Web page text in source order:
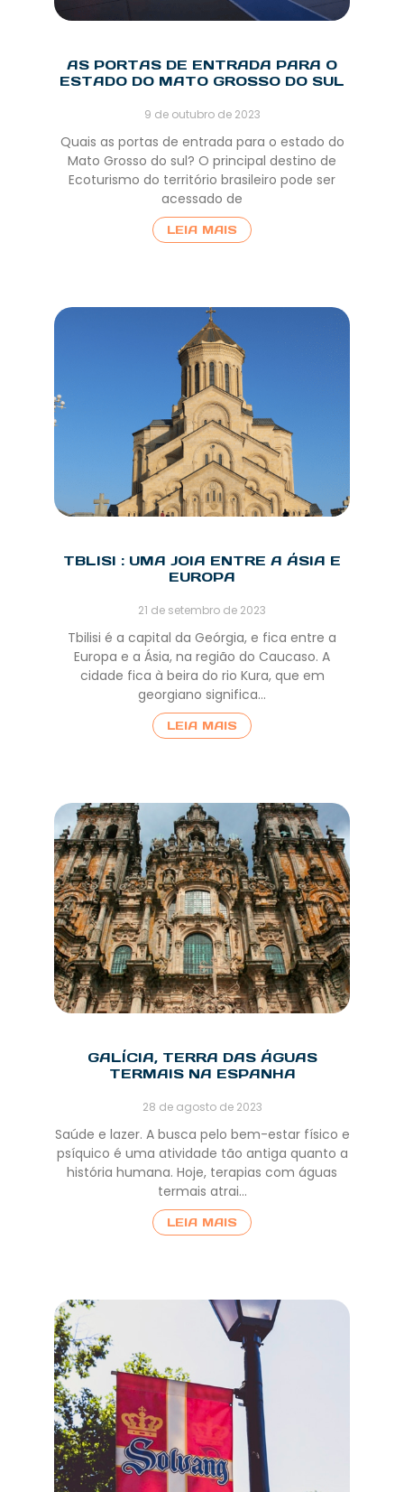
AS PORTAS DE ENTRADA PARA O
ESTADO DO MATO GROSSO DO SUL
9 de outubro de 2023
Quais as portas de entrada para o estado do
Mato Grosso do sul? O principal destino de
Ecoturismo do território brasileiro pode ser
acessado de
LEIA MAIS
TBLISI : UMA JOIA ENTRE A ÁSIA E
EUROPA
21 de setembro de 2023
Tbilisi é a capital da Geórgia, e fica entre a
Europa e a Ásia, na região do Caucaso. A
cidade fica à beira do rio Kura, que em
georgiano significa…
LEIA MAIS
GALÍCIA, TERRA DAS ÁGUAS
TERMAIS NA ESPANHA
28 de agosto de 2023
Saúde e lazer. A busca pelo bem-estar físico e
psíquico é uma atividade tão antiga quanto a
história humana. Hoje, terapias com águas
termais atrai…
LEIA MAIS